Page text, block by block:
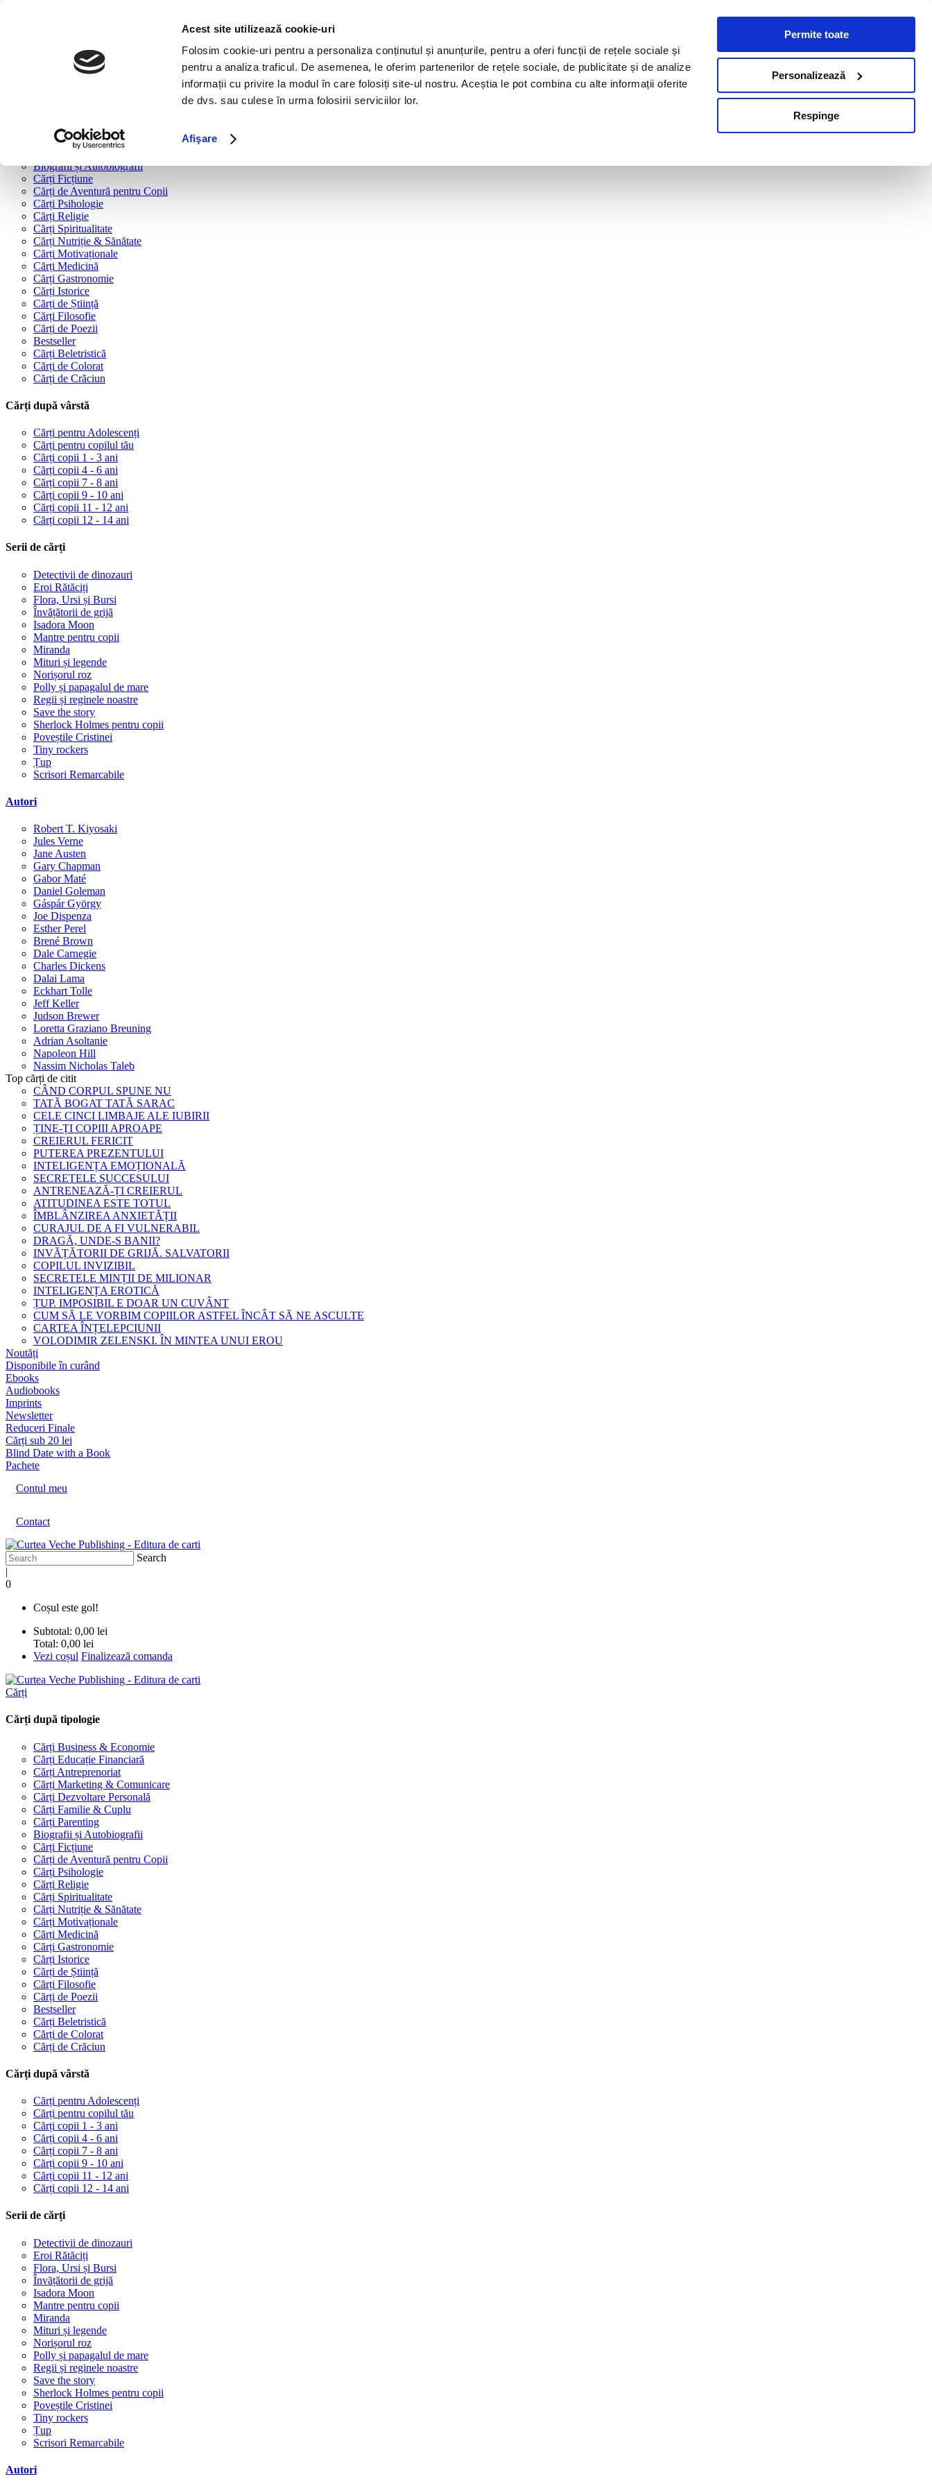
Acest site utilizează cookie-uri
Folosim cookie-uri pentru a personaliza conținutul și anunțurile, pentru a oferi funcții de rețele sociale și
pentru a analiza traficul. De asemenea, le oferim partenerilor de rețele sociale, de publicitate și de analize
informații cu privire la modul în care folosiți site-ul nostru. Aceștia le pot combina cu alte informații oferite
de dvs. sau culese în urma folosirii serviciilor lor.
Afişare
Permite toate
Personalizează
Respinge
Cărți după tipologie
Cărți Dezvoltare Personală
Cărți Familie & Cuplu
Biografii și Autobiografii
Cărți Ficțiune
Cărți de Aventură pentru Copii
Cărți Psihologie
Cărți Religie
Cărți Spiritualitate
Cărți Nutriție & Sănătate
Cărți Motivaționale
Cărți Medicină
Cărți Gastronomie
Cărți Istorice
Cărți de Știință
Cărți Filosofie
Cărți de Poezii
Bestseller
Cărți Beletristică
Cărți de Colorat
Cărți de Crăciun
Cărți după vârstă
Cărți pentru Adolescenți
Cărți pentru copilul tău
Cărți copii 1 - 3 ani
Cărți copii 4 - 6 ani
Cărți copii 7 - 8 ani
Cărți copii 9 - 10 ani
Cărți copii 11 - 12 ani
Cărți copii 12 - 14 ani
Serii de cărți
Detectivii de dinozauri
Eroi Rătăciți
Flora, Ursi și Bursi
Învățătorii de grijă
Isadora Moon
Mantre pentru copii
Miranda
Mituri și legende
Norișorul roz
Polly și papagalul de mare
Regii și reginele noastre
Save the story
Sherlock Holmes pentru copii
Poveștile Cristinei
Tiny rockers
Țup
Scrisori Remarcabile
Autori
Robert T. Kiyosaki
Jules Verne
Jane Austen
Gary Chapman
Gabor Maté
Daniel Goleman
Gáspár György
Joe Dispenza
Esther Perel
Brené Brown
Dale Carnegie
Charles Dickens
Dalai Lama
Eckhart Tolle
Jeff Keller
Judson Brewer
Loretta Graziano Breuning
Adrian Asoltanie
Napoleon Hill
Nassim Nicholas Taleb
Top cărți de citit
CÂND CORPUL SPUNE NU
TATĂ BOGAT TATĂ SARAC
CELE CINCI LIMBAJE ALE IUBIRII
ȚINE-ȚI COPIII APROAPE
CREIERUL FERICIT
PUTEREA PREZENTULUI
INTELIGENȚA EMOȚIONALĂ
SECRETELE SUCCESULUI
ANTRENEAZĂ-ȚI CREIERUL
ATITUDINEA ESTE TOTUL
ÎMBLÂNZIREA ANXIETĂȚII
CURAJUL DE A FI VULNERABIL
DRAGĂ, UNDE-S BANII?
INVĂȚĂTORII DE GRIJĂ. SALVATORII
COPILUL INVIZIBIL
SECRETELE MINȚII DE MILIONAR
INTELIGENȚA EROTICĂ
ȚUP. IMPOSIBIL E DOAR UN CUVÂNT
CUM SĂ LE VORBIM COPIILOR ASTFEL ÎNCÂT SĂ NE ASCULTE
CARTEA ÎNȚELEPCIUNII
VOLODIMIR ZELENSKI. ÎN MINTEA UNUI EROU
Noutăți
Disponibile în curând
Ebooks
Audiobooks
Imprints
Newsletter
Reduceri Finale
Cărți sub 20 lei
Blind Date with a Book
Pachete
Contul meu
Contact
Search
|
0
Coșul este gol!
Subtotal: 0,00 lei
Total: 0,00 lei
Vezi coșul Finalizează comanda
Cărți
Cărți după tipologie
Cărți Business & Economie
Cărți Educație Financiară
Cărți Antreprenoriat
Cărți Marketing & Comunicare
Cărți Dezvoltare Personală
Cărți Familie & Cuplu
Cărți Parenting
Biografii și Autobiografii
Cărți Ficțiune
Cărți de Aventură pentru Copii
Cărți Psihologie
Cărți Religie
Cărți Spiritualitate
Cărți Nutriție & Sănătate
Cărți Motivaționale
Cărți Medicină
Cărți Gastronomie
Cărți Istorice
Cărți de Știință
Cărți Filosofie
Cărți de Poezii
Bestseller
Cărți Beletristică
Cărți de Colorat
Cărți de Crăciun
Cărți după vârstă
Cărți pentru Adolescenți
Cărți pentru copilul tău
Cărți copii 1 - 3 ani
Cărți copii 4 - 6 ani
Cărți copii 7 - 8 ani
Cărți copii 9 - 10 ani
Cărți copii 11 - 12 ani
Cărți copii 12 - 14 ani
Serii de cărți
Detectivii de dinozauri
Eroi Rătăciți
Flora, Ursi și Bursi
Învățătorii de grijă
Isadora Moon
Mantre pentru copii
Miranda
Mituri și legende
Norișorul roz
Polly și papagalul de mare
Regii și reginele noastre
Save the story
Sherlock Holmes pentru copii
Poveștile Cristinei
Tiny rockers
Țup
Scrisori Remarcabile
Autori